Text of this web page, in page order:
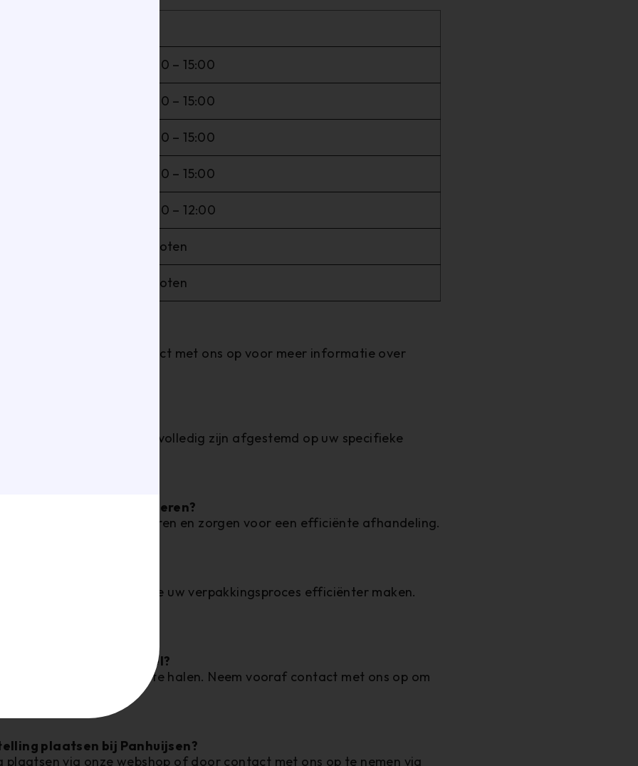
09:00 – 15:00
08:00 – 15:00
08:00 – 15:00
08:00 – 15:00
08:00 – 12:00
Gesloten
Gesloten
Neem contact met ons op voor meer informatie over
aan die volledig zijn afgestemd op uw specifieke
bestellingen op maat leveren?
bestellingen op maat leveren en zorgen voor een efficiënte afhandeling.
verpakkingsmachines die uw verpakkingsproces efficiënter maken.
afhalen in de winkel?
uw bestelling bij ons af te halen. Neem vooraf contact met ons op om
plaatsen bij Panhuijsen?
plaatsen via onze webshop of door contact met ons op te nemen via